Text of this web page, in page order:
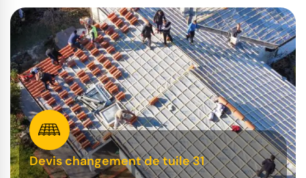
Devis changement de tuile 31